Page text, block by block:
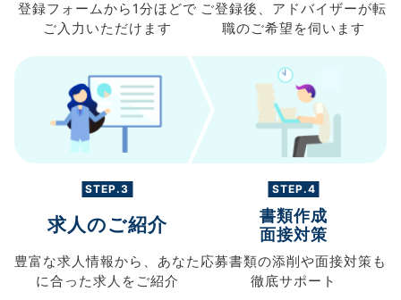
登録フォームから 1分ほどで
ご入力 いただけます
ご登録後、 アドバイザーが転
職のご希望を伺います
STEP.3
求人のご紹介
豊富な求人情報から、 あなた
に合った求人を ご紹介
STEP.4
書類作成
面接対策
応募書類の添削や面接対策も
徹底サポート